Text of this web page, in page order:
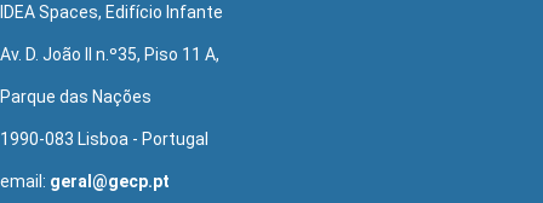
IDEA Spaces, Edifício Infante
Av. D. João II n.º35, Piso 11 A,
Parque das Nações
1990-083 Lisboa - Portugal
email: geral@gecp.pt